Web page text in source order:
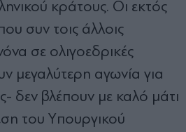
κράτους. Οι εκτός
συν τοις άλλοις
σε ολιγοεδρικές
µεγαλύτερη αγωνία για
δεν βλέπουν µε καλό µάτι
του Yπουργικού